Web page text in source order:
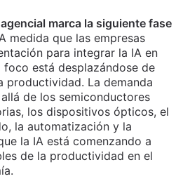
marca la siguiente fase
medida que las empresas
para integrar la IA en
está desplazándose de
productividad. La demanda
de los semiconductores
los dispositivos ópticos, el
la automatización y la
la IA está comenzando a
de la productividad en el